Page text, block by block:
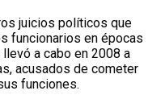
juicios políticos que
funcionarios en épocas
a cabo en 2008 a
acusados de cometer
funciones.